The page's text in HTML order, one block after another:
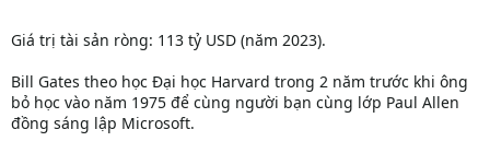
Giá trị tài sản ròng: 113 tỷ USD (năm 2023).
Bill Gates theo học Đại học Harvard trong 2 năm trước khi ông
bỏ học vào năm 1975 để cùng người bạn cùng lớp Paul Allen
đồng sáng lập Microsoft.